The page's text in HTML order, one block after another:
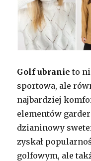
Golf ubranie to
sportowa, ale
najbardziej
elementów
dzianinowy
zyskał
golfowym, ale